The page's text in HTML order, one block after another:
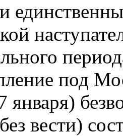
под
января)
вести)